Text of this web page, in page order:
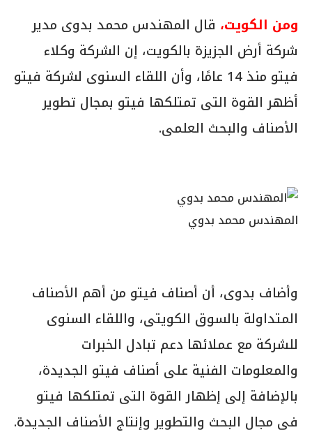
ومن الكويت، قال المهندس محمد بدوى مدير
شركة أرض الجزيزة بالكويت، إن الشركة وكلاء
فيتو منذ 14 عامًا، وأن اللقاء السنوى لشركة فيتو
أظهر القوة التى تمتلكها فيتو بمجال تطوير
الأصناف والبحث العلمى.
المهندس محمد بدوي
وأضاف بدوى، أن أصناف فيتو من أهم الأصناف
المتداولة بالسوق الكويتى، واللقاء السنوى
للشركة مع عملائها دعم تبادل الخبرات
والمعلومات الفنية على أصناف فيتو الجديدة،
بالإضافة إلى إظهار القوة التى تمتلكها فيتو
فى مجال البحث والتطوير وإنتاج الأصناف الجديدة.